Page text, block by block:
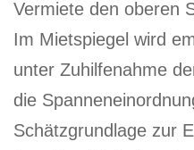
Vermiete den oberen
Im Mietspiegel wird
unter Zuhilfenahme
die
Schätzgrundlage zur